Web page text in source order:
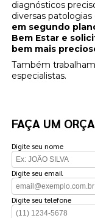
diagnósticos
diversas
em segundo
Bem Estar e
bem mais
Também
especialistas.
FAÇA UM
Digite seu nome
Digite seu email
Digite seu telefone